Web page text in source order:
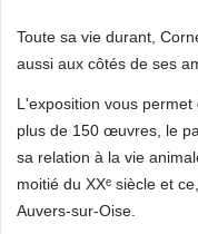
Toute sa vie durant,
aussi aux côtés de ses
L'exposition vous
plus de 150 œuvres, le
sa relation à la vie
moitié du XXᵉ siècle et
Auvers‑sur‑Oise.